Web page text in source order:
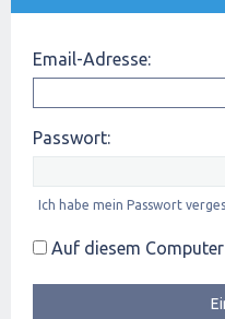
Email-Adresse:
Passwort:
Ich habe mein Passwort
Auf diesem